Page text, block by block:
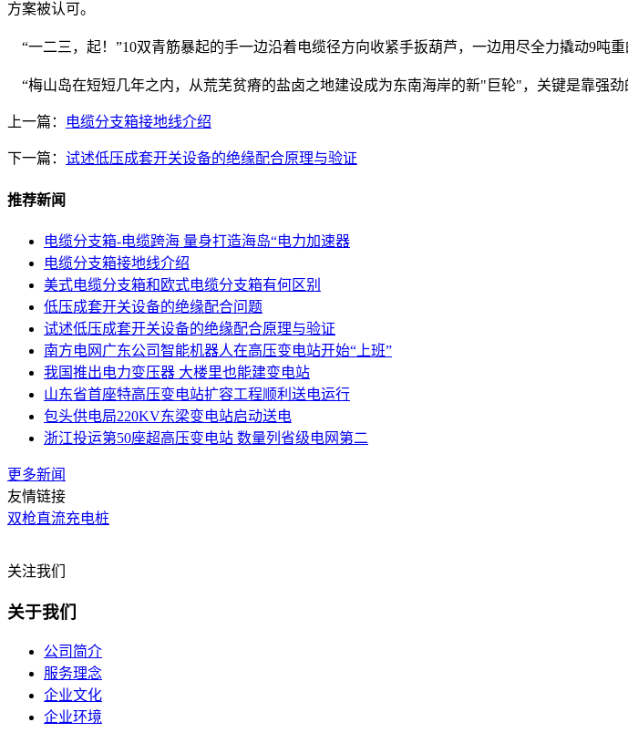
方案被认可。
“一二三，起！”10双青筋暴起的手一边沿着电缆径方向收紧手扳葫芦，一边用尽全力撬动9吨
“梅山岛在短短几年之内，从荒芜贫瘠的盐卤之地建设成为东南海岸的新"巨轮"，关键是靠强劲
上一篇： 电缆分支箱接地线介绍
下一篇： 试述低压成套开关设备的绝缘配合原理与验证
推荐新闻
电缆分支箱-电缆跨海 量身打造海岛“电力加速器
电缆分支箱接地线介绍
美式电缆分支箱和欧式电缆分支箱有何区别
低压成套开关设备的绝缘配合问题
试述低压成套开关设备的绝缘配合原理与验证
南方电网广东公司智能机器人在高压变电站开始“上班”
我国推出电力变压器 大楼里也能建变电站
山东省首座特高压变电站扩容工程顺利送电运行
包头供电局220KV东梁变电站启动送电
浙江投运第50座超高压变电站 数量列省级电网第二
更多新闻
友情链接
双枪直流充电桩
关注我们
关于我们
公司简介
服务理念
企业文化
企业环境